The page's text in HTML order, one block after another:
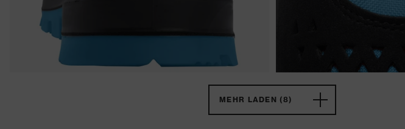
MEHR LADEN (8)